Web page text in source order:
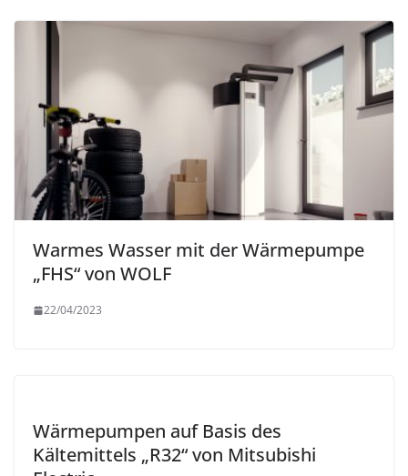
Warmes Wasser mit der Wärmepumpe
„FHS“ von WOLF
22/04/2023
Wärmepumpen auf Basis des
Kältemittels „R32“ von Mitsubishi